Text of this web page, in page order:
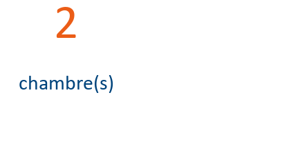
2
chambre(s)